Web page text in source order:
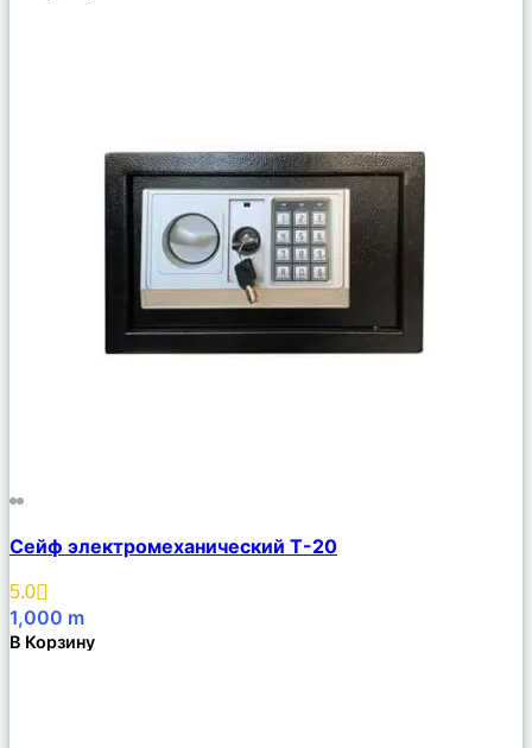
Описание
Избранное
Сейф электромеханический Т-20
5.0
1,000 m
В Корзину